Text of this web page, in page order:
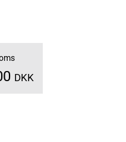
DKK